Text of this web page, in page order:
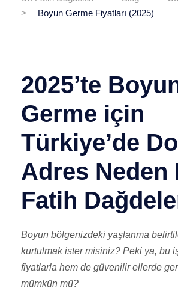
>
Boyun Germe Fiyatları (2025)
2025’te
Germe için
Türkiye’de
Adres Neden
Fatih
Boyun bölgenizdeki yaşlanma
kurtulmak ister misiniz? Peki ya, bu
fiyatlarla hem de güvenilir ellerde
mümkün mü?